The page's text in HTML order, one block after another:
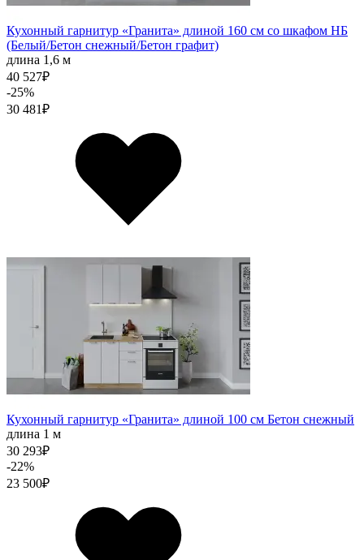
Кухонный гарнитур «Гранита» длиной 160 см со шкафом НБ
(Белый/Бетон снежный/Бетон графит)
длина 1,6 м
40 527₽
-25%
30 481₽
Кухонный гарнитур «Гранита» длиной 100 см Бетон снежный
длина 1 м
30 293₽
-22%
23 500₽